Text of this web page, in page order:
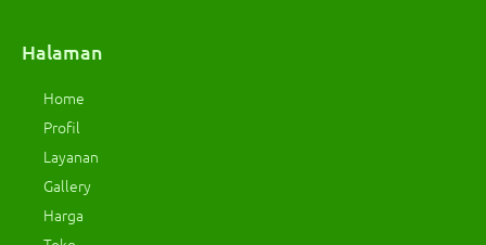
Halaman
Home
Profil
Layanan
Gallery
Harga